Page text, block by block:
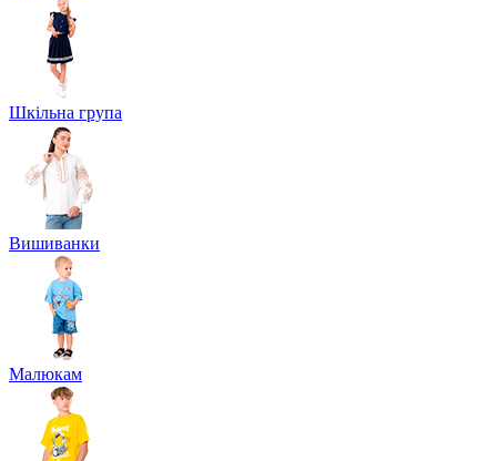
Шкільна група
Вишиванки
Малюкам